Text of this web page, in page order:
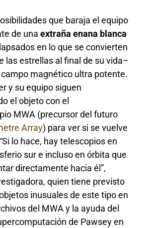
que baraja el equipo
de una extraña enana blanca
en lo que se convierten
las estrellas al final de su vida–
magnético ultra potente.
y su equipo siguen
el objeto con el
MWA (precursor del futuro
Array) para ver si se vuelve
lo hace, hay telescopios en
sur e incluso en órbita que
directamente hacia él”,
quien tiene previsto
inusuales de este tipo en
del MWA y la ayuda del
de Pawsey en